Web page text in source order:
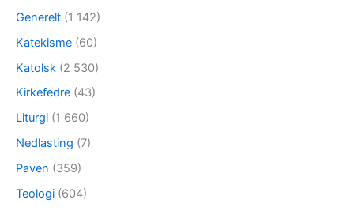
Generelt (1 142)
Katekisme (60)
Katolsk (2 530)
Kirkefedre (43)
Liturgi (1 660)
Nedlasting (7)
Paven (359)
Teologi (604)